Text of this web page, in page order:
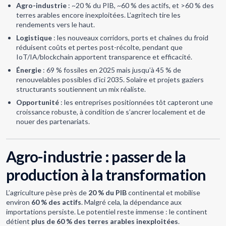
Agro-industrie : ~20 % du PIB, ~60 % des actifs, et >60 % des
terres arables encore inexploitées. L’agritech tire les
rendements vers le haut.
Logistique : les nouveaux corridors, ports et chaînes du froid
réduisent coûts et pertes post-récolte, pendant que
IoT/IA/blockchain apportent transparence et efficacité.
Énergie : 69 % fossiles en 2025 mais jusqu’à 45 % de
renouvelables possibles d’ici 2035. Solaire et projets gaziers
structurants soutiennent un mix réaliste.
Opportunité : les entreprises positionnées tôt capteront une
croissance robuste, à condition de s’ancrer localement et de
nouer des partenariats.
Agro-industrie : passer de la
production à la transformation
L’agriculture pèse près de 20 % du PIBcontinental et mobilise
environ 60 % des actifs. Malgré cela, la dépendance aux
importations persiste. Le potentiel reste immense : le continent
détient plus de 60 % des terres arables inexploitées.